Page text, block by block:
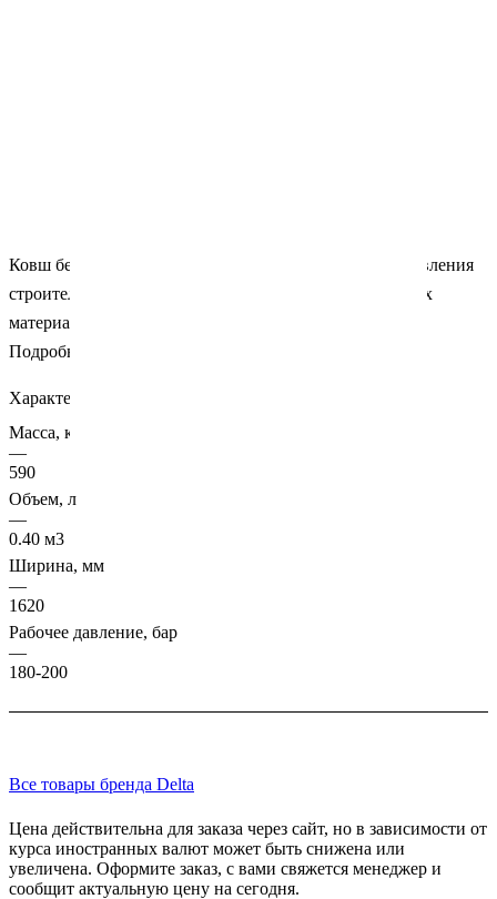
Ковш бетоносмесительный предназначен для приготовления
строительных смесей и бетонного раствора из сыпучих
материалов и воды.
Подробности
Характеристики
Масса, кг
—
590
Объем, л
—
0.40 м3
Ширина, мм
—
1620
Рабочее давление, бар
—
180-200
Все товары бренда Delta
Цена действительна для заказа через сайт, но в зависимости от
курса иностранных валют может быть снижена или
увеличена. Оформите заказ, с вами свяжется менеджер и
сообщит актуальную цену на сегодня.